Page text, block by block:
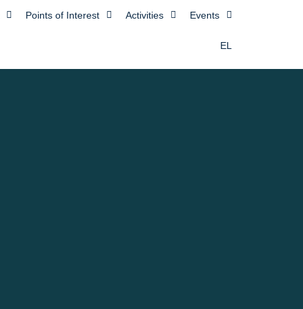
Points of Interest Activities Events
EL